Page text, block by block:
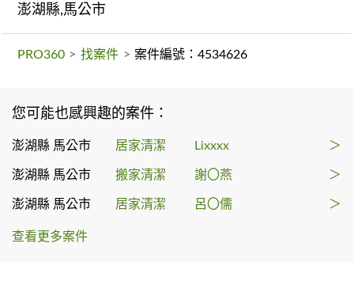
澎湖縣,馬公市
PRO360 > 找案件 > 案件編號：4534626
您可能也感興趣的案件：
澎湖縣 馬公市 居家清潔 Lixxxx ＞
澎湖縣 馬公市 搬家清潔 謝〇燕 ＞
澎湖縣 馬公市 居家清潔 呂〇儒 ＞
查看更多案件